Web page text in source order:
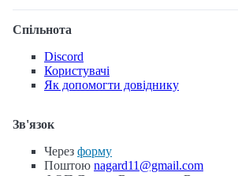
Спільнота
Discord
Користувачі
Як допомогти довіднику
Зв'язок
Через форму
Поштою nagard11@gmail.com